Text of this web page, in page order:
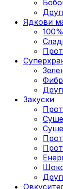
Ядкови
3акуски